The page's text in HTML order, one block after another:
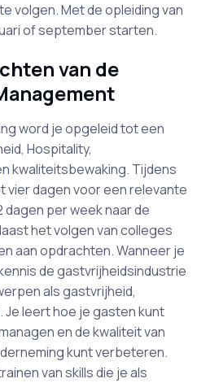
volgen. Met de opleiding van
of september starten.
van de
word je opgeleid tot een
Hospitality,
kwaliteitsbewaking. Tijdens
vier dagen voor een relevante
dagen per week naar de
het volgen van colleges
aan opdrachten. Wanneer je
de gastvrijheidsindustrie
als gastvrijheid,
leert hoe je gasten kunt
en de kwaliteit van
kunt verbeteren.
van skills die je als